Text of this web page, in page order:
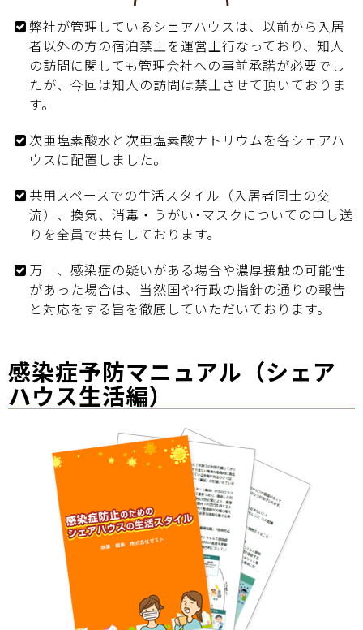
弊社が管理しているシェアハウスは、以前から入居
者以外の方の宿泊禁止を運営上行なっており、知人
の訪問に関しても管理会社への事前承諾が必要でし
たが、今回は知人の訪問は禁止させて頂いておりま
す。
次亜塩素酸水と次亜塩素酸ナトリウムを各シェアハ
ウスに配置しました。
共用スペースでの生活スタイル（入居者同士の交
流）、換気、消毒・うがい･マスクについての申し送
りを全員で共有しております。
万一、感染症の疑いがある場合や濃厚接触の可能性
があった場合は、当然国や行政の指針の通りの報告
と対応をする旨を徹底していただいております。
感染症予防マニュアル（シェア
ハウス生活編）